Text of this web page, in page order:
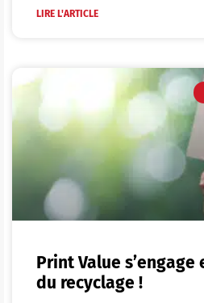
LIRE L'ARTICLE
Print Value s’engage
du recyclage !